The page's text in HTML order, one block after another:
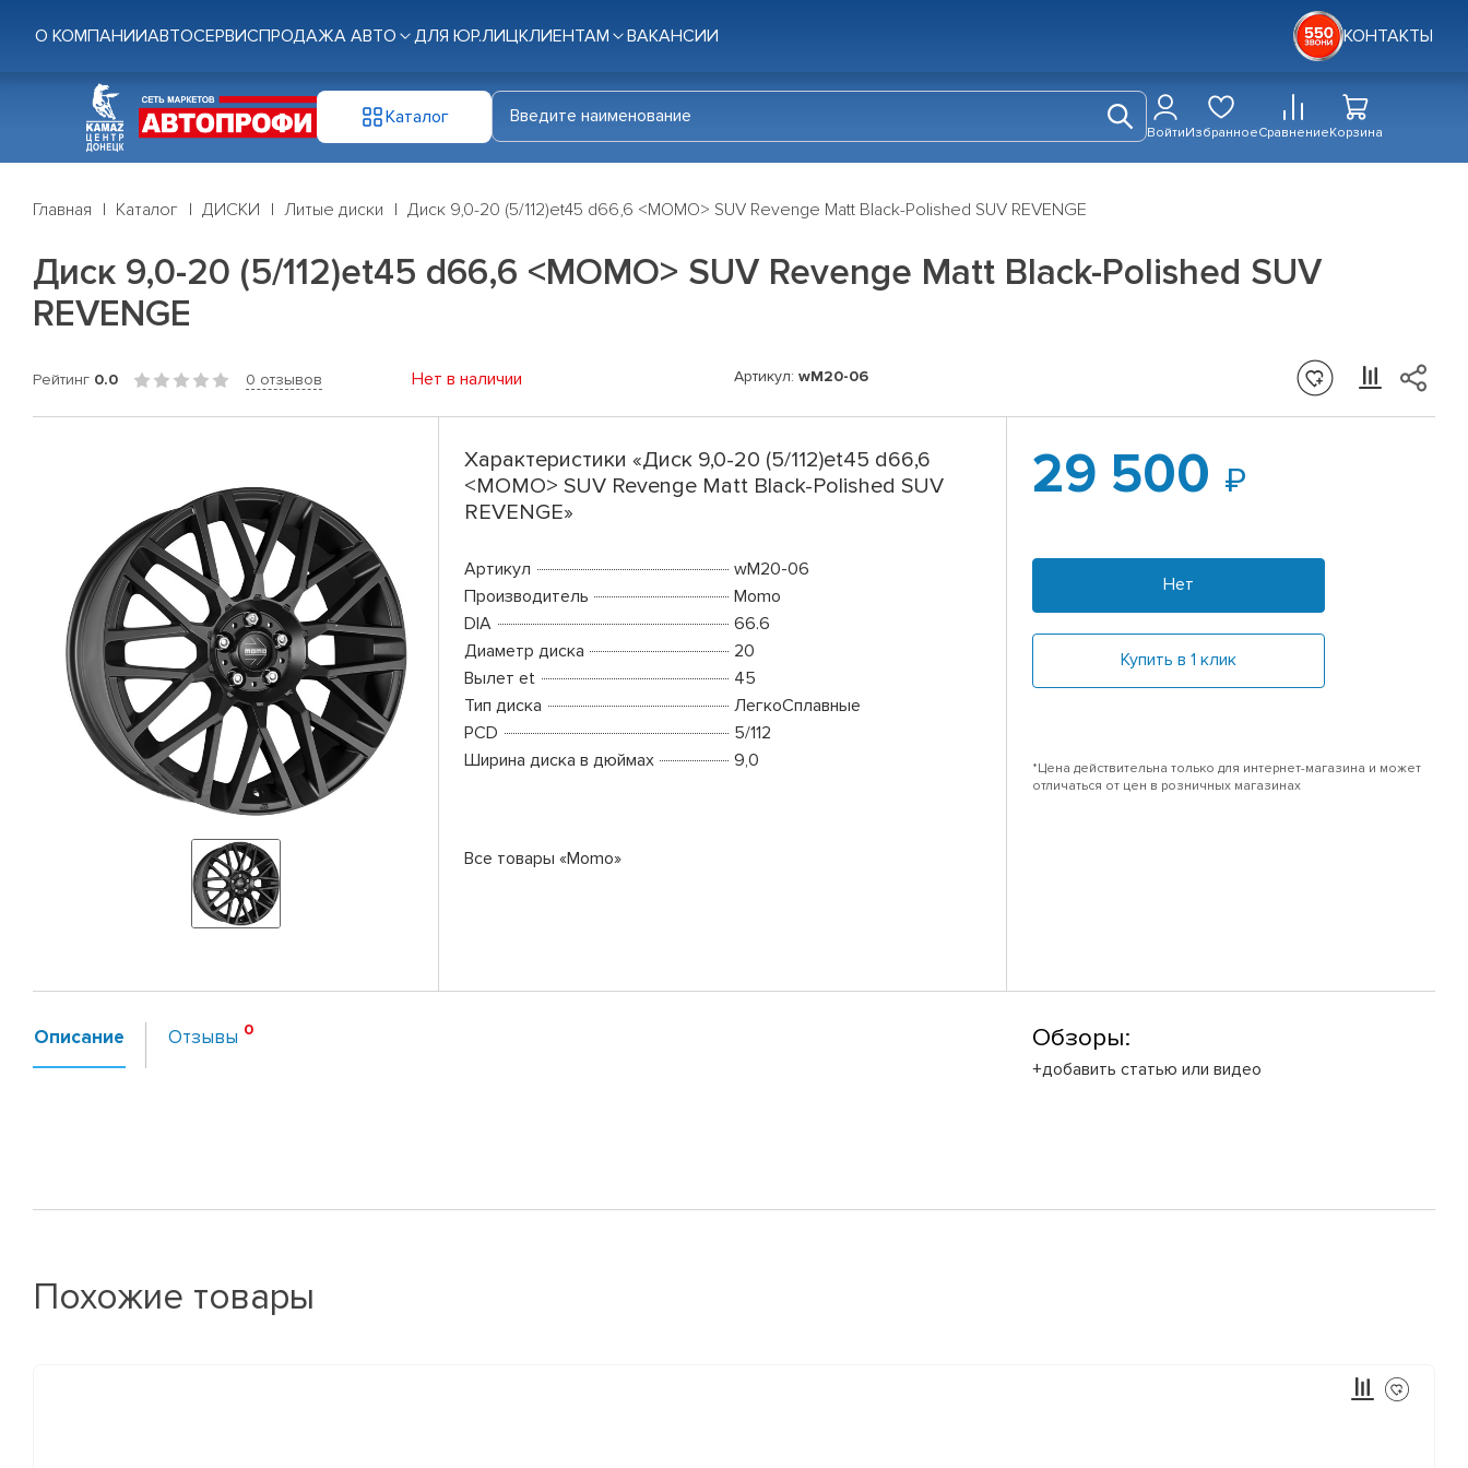
О КОМПАНИИАВТОСЕРВИСПРОДАЖА АВТО ДЛЯ ЮР.ЛИЦКЛИЕНТАМ ВАКАНСИИ КОНТАКТЫ
Каталог
ВойтиИзбранноеСравнениеКорзина
Главная Каталог ДИСКИ Литые диски Диск 9,0-20 (5/112)et45 d66,6 <MOMO> SUV Revenge Matt Black-Polished SUV REVENGE
Диск 9,0-20 (5/112)et45 d66,6 <MOMO> SUV Revenge Matt Black-Polished SUV
REVENGE
Рейтинг 0.0 0 отзывов Нет в наличии Артикул: wM20-06
Характеристики «Диск 9,0-20 (5/112)et45 d66,6
<MOMO> SUV Revenge Matt Black-Polished SUV
REVENGE»
Артикул
wM20-06
Производитель
Momo
DIA
66.6
Диаметр диска
20
Вылет et
45
Тип диска
ЛегкоСплавные
PCD
5/112
Ширина диска в дюймах
9,0
Все товары «Momo»
29 500
Нет
Купить в 1 клик
*Цена действительна только для интернет-магазина и может
отличаться от цен в розничных магазинах
Описание Отзывы Обзоры:
+добавить статью или видео
Похожие товары